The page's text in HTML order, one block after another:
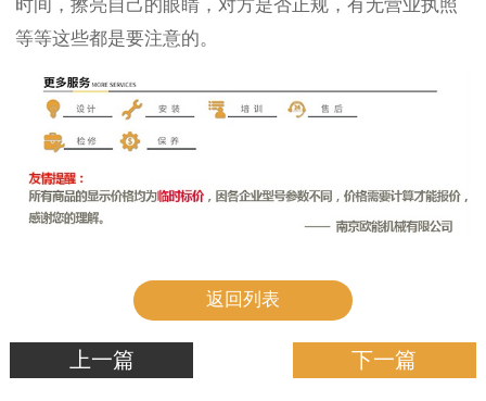
时间，擦亮自己的眼睛，对方是否正规，有无营业执照
等等这些都是要注意的。
返回列表
上一篇 下一篇